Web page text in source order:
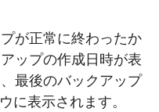
が正常に終わったか
ップの作成日時が表
最後のバックアップ
に表示されます。